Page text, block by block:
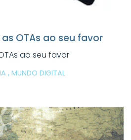
OTAs ao seu favor
ao seu favor
, MUNDO DIGITAL